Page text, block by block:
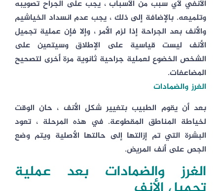
الأنفي لأي سبب من الأسباب ، يجب على الجراح تصويبه
وتلميعه. بالإضافة إلى ذلك ، يجب عدم انسداد الخياشيم
والأنف بعد الجراحة إذا لزم الأمر ، وإلا فإن عملية تجميل
الأنف ليست قياسية على الإطلاق وسيتعين على
الشخص الخضوع لعملية جراحية ثانوية مرة أخرى لتصحيح
المضاعفات.
الغرز والضمادات
بعد أن يقوم الطبيب بتغيير شكل الأنف ، حان الوقت
لخياطة المناطق المقطوعة. في هذه المرحلة ، تعود
البشرة التي تم إزالتها إلى حالتها الأصلية ويتم وضع
الجص على أنف المريض.
الغرز والضمادات بعد عملية